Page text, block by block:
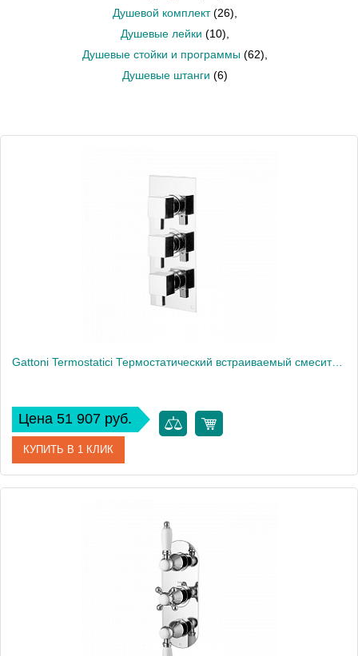
Душевой комплект (26)
Душевые лейки (10)
Душевые стойки и программы (62)
Душевые штанги (6)
Gattoni Termostatici Термостатический встраиваемый смеситель для душа 3 рычага на 2 источника, цвет хром
Цена 51 907 руб.
КУПИТЬ В 1 КЛИК